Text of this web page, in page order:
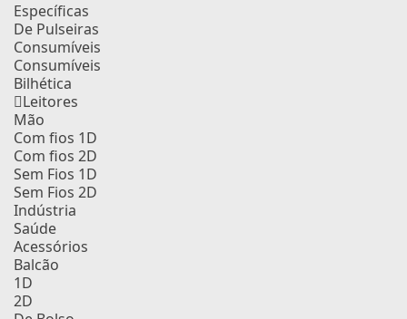
Específicas
De Pulseiras
Consumíveis
Consumíveis
Bilhética
Leitores
Mão
Com fios 1D
Com fios 2D
Sem Fios 1D
Sem Fios 2D
Indústria
Saúde
Acessórios
Balcão
1D
2D